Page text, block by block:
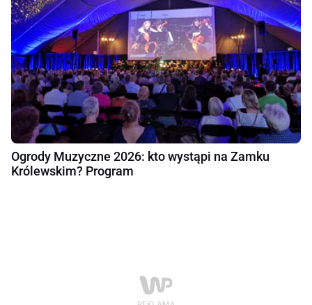
Ogrody Muzyczne 2026: kto wystąpi na Zamku
Królewskim? Program